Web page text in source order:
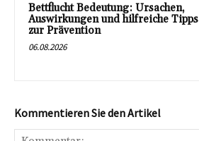
Bettflucht Bedeutung: Ursachen,
Auswirkungen und hilfreiche Tipps
zur Prävention
06.08.2026
Kommentieren Sie den Artikel